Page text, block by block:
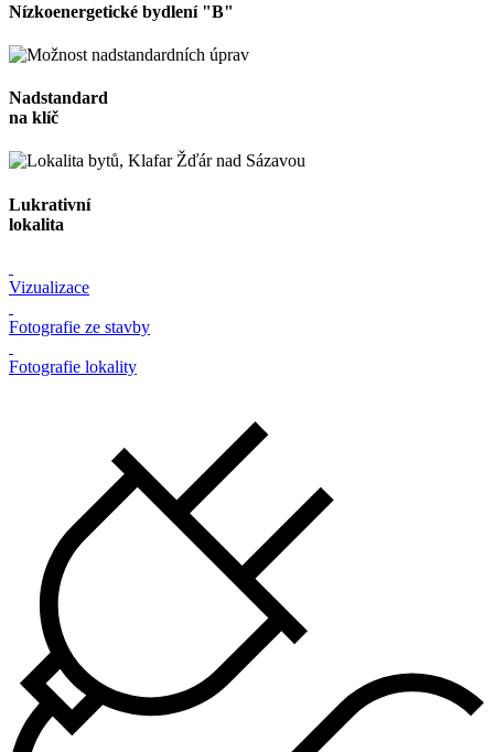
Nízkoenergetické bydlení "B"
Nadstandard
na klíč
Lukrativní
lokalita
Vizualizace
Fotografie ze stavby
Fotografie lokality